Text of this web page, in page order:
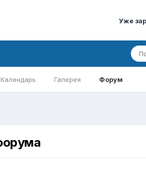
Уже
Календарь Галерея Форум